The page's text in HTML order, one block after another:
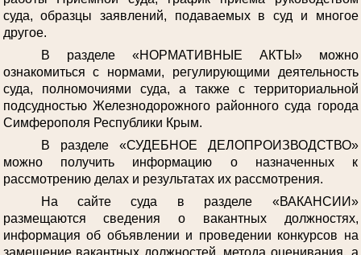
суда, образцы заявлений, подаваемых в суд и многое
другое.
В разделе «НОРМАТИВНЫЕ АКТЫ» можно
ознакомиться с нормами, регулирующими деятельность
суда, полномочиями суда, а также с территориальной
подсудностью Железнодорожного районного суда города
Симферополя Республики Крым.
В разделе «СУДЕБНОЕ ДЕЛОПРОИЗВОДСТВО»
можно получить информацию о назначенных к
рассмотрению делах и результатах их рассмотрения.
На сайте суда в разделе «ВАКАНСИИ»
размещаются сведения о вакантных должностях,
информация об объявлении и проведении конкурсов на
замещение вакантных должностей, метода оценивания, а